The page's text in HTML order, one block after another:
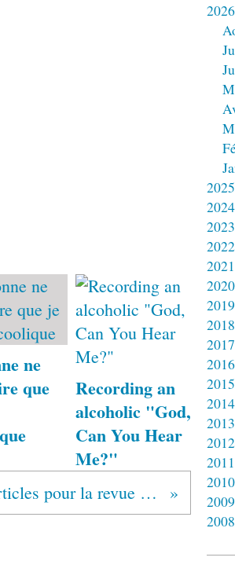
ne
que
Recording an
alcoholic "God,
Can You Hear
Me?"
Articles pour la revue "Partage"
2026
2025
2024
2023
2022
2021
2020
2019
2018
2017
2016
2015
2014
2013
2012
2011
2010
2009
2008